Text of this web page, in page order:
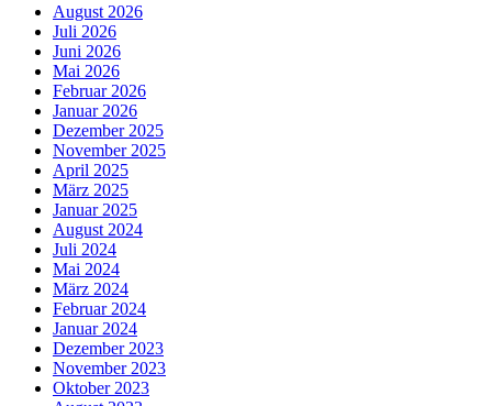
August 2026
Juli 2026
Juni 2026
Mai 2026
Februar 2026
Januar 2026
Dezember 2025
November 2025
April 2025
März 2025
Januar 2025
August 2024
Juli 2024
Mai 2024
März 2024
Februar 2024
Januar 2024
Dezember 2023
November 2023
Oktober 2023